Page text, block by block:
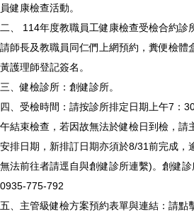
員健康檢查活動。
二、 114年度教職員工健康檢查受檢合約診
請師長及教職員同仁們上網預約，糞便檢體
黃護理師登記簽名。
三、健檢診所：創健診所。
四、受檢時間：請按診所排定日期上午7：
午結束檢查，若因故無法於健檢日到檢，請
安排日期，新排訂日期亦須於8/31前完成，
無法前往者請逕自與創健診所連繫)。創健
0935-775-792
五、主管級健檢方案預約表單與連結：請點